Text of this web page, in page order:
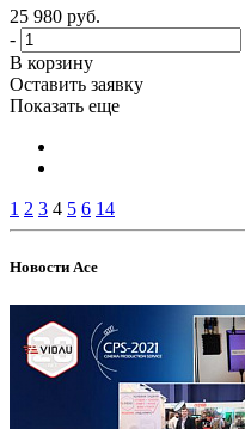
25 980 руб.
-
В корзину
Оставить заявку
Показать еще
1 2 3 4 5 6 14
Новости Ace